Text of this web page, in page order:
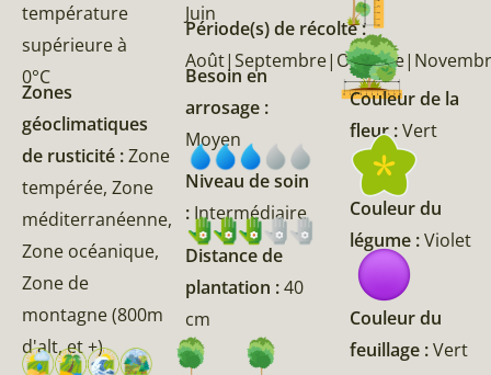
température
supérieure à
0°C
Zones
géoclimatiques
de rusticité :Zone
tempérée, Zone
méditerranéenne,
Zone océanique,
Zone de
montagne (800m
d'alt, et +)
Juin
Période(s) de récolte :
Besoin en
arrosage :
Moyen
Niveau de soin
: Intermédiaire
Distance de
plantation :40
cm
Couleur de la
fleur :Vert
Couleur du
légume :Violet
Couleur du
feuillage :Vert